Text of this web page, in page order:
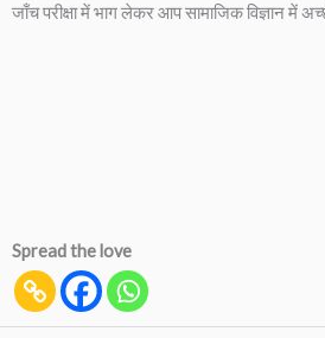
जाँच परीक्षा में भाग लेकर आप सामाजिक विज्ञान में
Spread the love